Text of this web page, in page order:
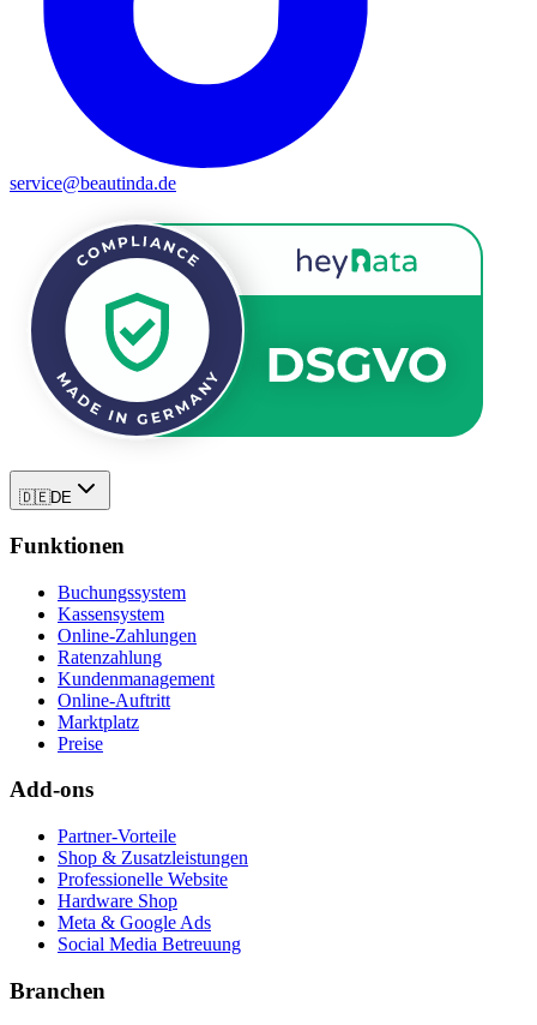
service@beautinda.de
🇩🇪DE
Funktionen
Buchungssystem
Kassensystem
Online-Zahlungen
Ratenzahlung
Kundenmanagement
Online-Auftritt
Marktplatz
Preise
Add-ons
Partner-Vorteile
Shop & Zusatzleistungen
Professionelle Website
Hardware Shop
Meta & Google Ads
Social Media Betreuung
Branchen